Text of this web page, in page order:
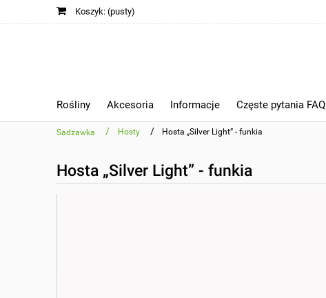
Koszyk: (pusty)
Rośliny Akcesoria Informacje Częste pytania FAQ
Sadzawka / Hosty / Hosta „Silver Light” - funkia
Hosta „Silver Light” - funkia